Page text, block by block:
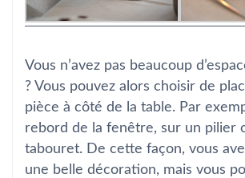
Vous n’avez pas beaucoup
? Vous pouvez alors choisir de
pièce à côté de la table. Par
rebord de la fenêtre, sur un pilier
tabouret. De cette façon, vous
une belle décoration, mais vous